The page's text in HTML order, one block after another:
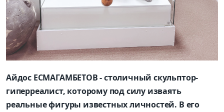
Айдос ЕСМАГАМБЕТОВ - столичный скульптор-
гиперреалист, которому под силу изваять
реальные фигуры известных личностей. В его